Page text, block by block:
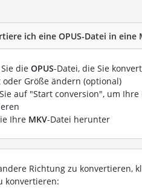
ich eine OPUS-Datei in eine
die OPUS-Datei, die Sie
Größe ändern (optional)
auf "Start conversion", um Ihre
Ihre MKV-Datei herunter
Richtung zu konvertieren,
konvertieren: